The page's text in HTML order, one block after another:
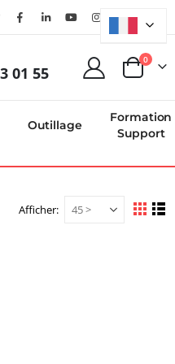
01 55 Panier
0
Outillage
Formation
Support
Afficher
Afficher
Grille